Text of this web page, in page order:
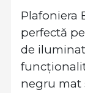
Plafoniera
perfectă
de
negru mat